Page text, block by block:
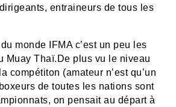
entraineurs de tous les
monde IFMA c’est un peu les
Muay Thaï.De plus vu le niveau
compétiton (amateur n’est qu’un
de toutes les nations sont
on pensait au départ à